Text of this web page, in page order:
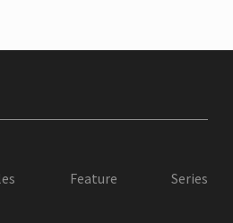
Feature Series